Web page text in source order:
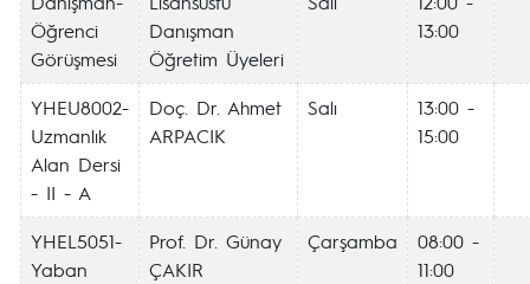
Öğrenci
Görüşmesi
Danışman
Öğretim Üyeleri
13:00
YHEU8002-
Uzmanlık
Alan Dersi
- II - A
Doç. Dr. Ahmet
ARPACIK
Salı
13:00 -
15:00
YHEL5051-
Yaban
Prof. Dr. Günay
ÇAKIR
Çarşamba
08:00 -
11:00